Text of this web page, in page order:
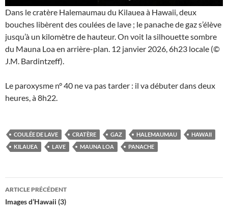
Dans le cratère Halemaumau du Kilauea à Hawaii, deux
bouches libèrent des coulées de lave ; le panache de gaz s’élève
jusqu’à un kilomètre de hauteur. On voit la silhouette sombre
du Mauna Loa en arrière-plan. 12 janvier 2026, 6h23 locale (©
J.M. Bardintzeff).
Le paroxysme n° 40 ne va pas tarder : il va débuter dans deux
heures, à 8h22.
COULÉE DE LAVE CRATÈRE GAZ HALEMAUMAU
HAWAII
KILAUEA
LAVE MAUNA LOA PANACHE
Navigation
des
ARTICLE PRÉCÉDENT
Images d’Hawaii (3)